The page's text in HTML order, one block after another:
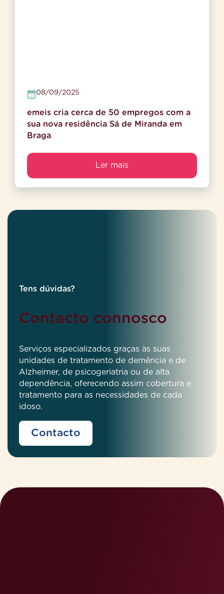
08/09/2025
emeis cria cerca de 50 empregos com a
sua nova residência Sá de Miranda em
Braga
Ler mais
Tens dúvidas?
Contacto connosco
Serviços especializados graças às suas
unidades de tratamento de demência e de
Alzheimer, de psicogeriatria ou de alta
dependência, oferecendo assim cobertura e
tratamento para as necessidades de cada
idoso.
Contacto